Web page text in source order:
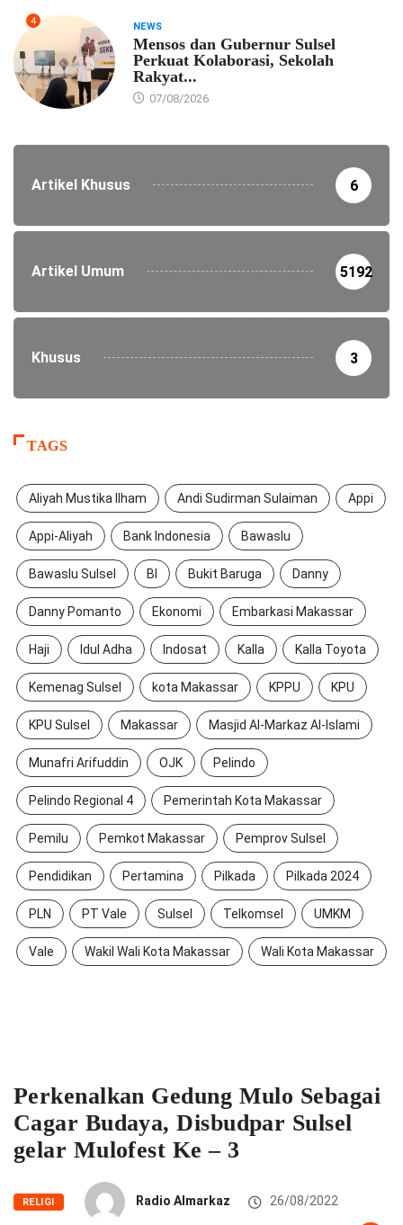
4 NEWS
Mensos dan Gubernur Sulsel
Perkuat Kolaborasi, Sekolah
Rakyat...
07/08/2026
Artikel Khusus 6
Artikel Umum 5192
Khusus 3
TAGS
Aliyah Mustika Ilham Andi Sudirman Sulaiman Appi
Appi-Aliyah Bank Indonesia Bawaslu
Bawaslu Sulsel BI Bukit Baruga Danny
Danny Pomanto Ekonomi Embarkasi Makassar
Haji Idul Adha Indosat Kalla Kalla Toyota
Kemenag Sulsel kota Makassar KPPU KPU
KPU Sulsel Makassar Masjid Al-Markaz Al-Islami
Munafri Arifuddin OJK Pelindo
Pelindo Regional 4 Pemerintah Kota Makassar
Pemilu Pemkot Makassar Pemprov Sulsel
Pendidikan Pertamina Pilkada Pilkada 2024
PLN PT Vale Sulsel Telkomsel UMKM
Vale Wakil Wali Kota Makassar Wali Kota Makassar
Perkenalkan Gedung Mulo Sebagai
Cagar Budaya, Disbudpar Sulsel
gelar Mulofest Ke – 3
RELIGI Radio Almarkaz 26/08/2022